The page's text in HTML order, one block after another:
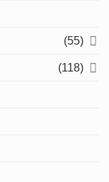
(55)
(118)